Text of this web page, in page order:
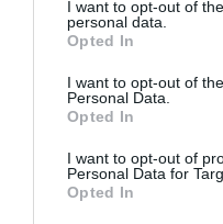
not limited to your visit or
grant or deny consent to
use your data for below
consent section.
I want to opt-out of
personal data.
Opted In
I want to opt-out of
Personal Data.
Opted In
I want to opt-out of
Personal Data for
Opted In
komade i poslužite.
dobro prija i kada se
kiselo mlijeko ili svježu
Savjet za još bolji ukus
sjeckani peršun, mladi luk,
put možete dobiti novu
ga ukusu svoje porodice.